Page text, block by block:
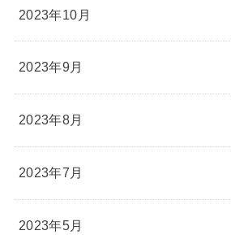
2023年10月
2023年9月
2023年8月
2023年7月
2023年5月